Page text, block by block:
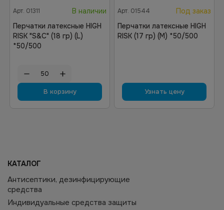
Арт. 01311
В наличии
Перчатки латексные HIGH
RISK "S&C" (18 гр) (L)
*50/500
В корзину
Арт. 01544
Под заказ
Перчатки латексные HIGH
RISK (17 гр) (M) *50/500
Узнать цену
КАТАЛОГ
Антисептики, дезинфицирующие
средства
Индивидуальные средства защиты